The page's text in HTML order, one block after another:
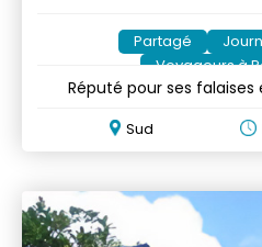
Partagé
Voyageurs à
Réputé pour ses
Sud